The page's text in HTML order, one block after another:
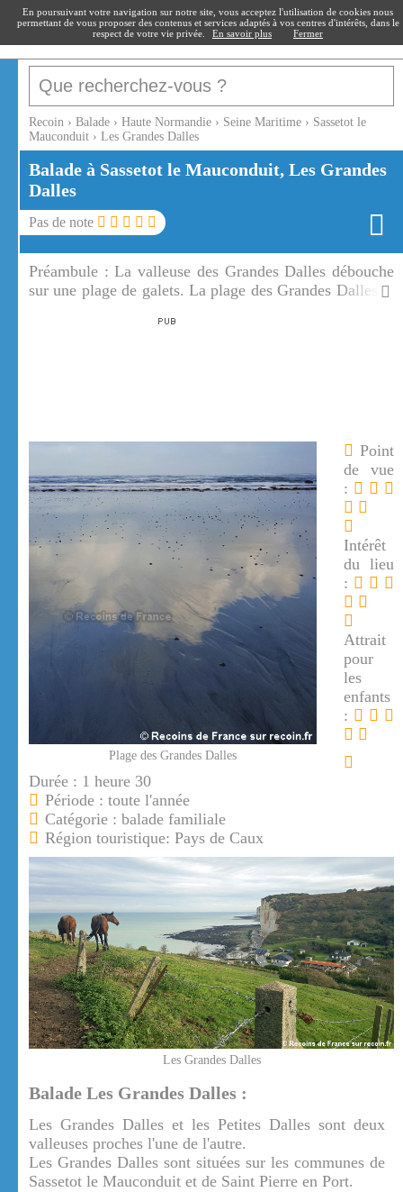
recoin.fr
Recoin › Balade › Haute Normandie › Seine Maritime › Sassetot le
Mauconduit › Les Grandes Dalles
Balade à Sassetot le Mauconduit, Les Grandes
Dalles
Pas de note
Préambule :La valleuse des Grandes Dalles débouche
sur une plage de galets. La plage des Grandes Dalles et
Plage des Grandes Dalles
Point
de vue
:
Intérêt
du lieu
:
Attrait
pour
les
enfants
:
Durée : 1 heure 30
Période : toute l'année
Catégorie : balade familiale
Région touristique: Pays de Caux
Les Grandes Dalles
Balade Les Grandes Dalles :
Les Grandes Dalles et les Petites Dalles sont deux
valleuses proches l'une de l'autre.
Les Grandes Dalles sont situées sur les communes de
Sassetot le Mauconduit et de Saint Pierre en Port.
En poursuivant votre navigation sur notre site, vous acceptez l'utilisation de cookies nous
permettant de vous proposer des contenus et services adaptés à vos centres d'intérêts, dans le
respect de votre vie privée.
En savoir plus Fermer